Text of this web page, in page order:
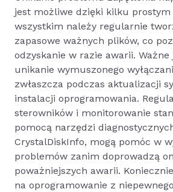
jest możliwe dzięki kilku prostym
wszystkim należy regularnie
zapasowe ważnych plików, co
odzyskanie w razie awarii.
unikanie wymuszonego
zwłaszcza podczas aktualizacji
instalacji oprogramowania.
sterowników i monitorowanie
pomocą narzędzi
CrystalDiskInfo, mogą pomóc w
problemów zanim doprowadzą
poważniejszych awarii.
na oprogramowanie z